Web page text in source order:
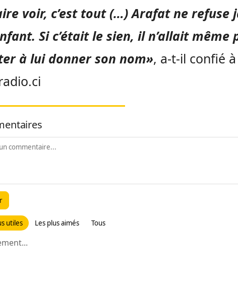
voir, c’est tout (…) Arafat ne refuse
Si c’était le sien, il n’allait même
à lui donner son nom», a-t-il confié à
utiles Les plus aimés Tous